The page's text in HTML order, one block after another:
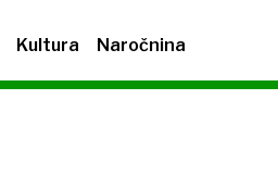
Kultura Naročnina